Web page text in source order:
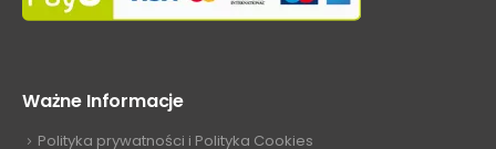
Ważne Informacje
Polityka prywatności i Polityka Cookies